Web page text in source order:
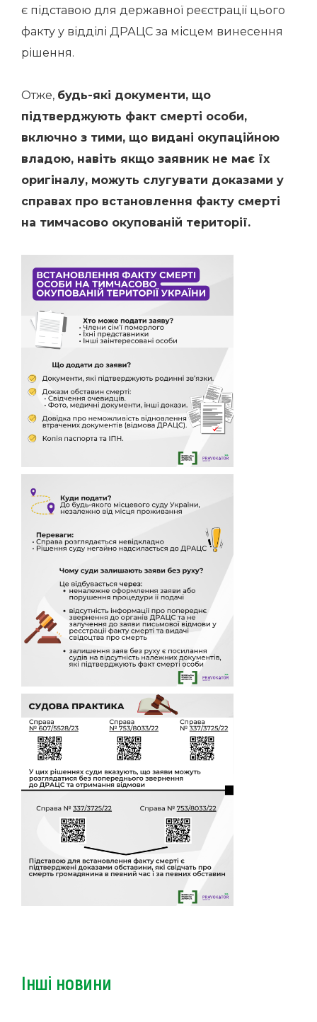
є підставою для державної реєстрації цього
факту у відділі ДРАЦС за місцем винесення
рішення.
Отже, будь-які документи, що
підтверджують факт смерті особи,
включно з тими, що видані окупаційною
владою, навіть якщо заявник не має їх
оригіналу, можуть слугувати доказами у
справах про встановлення факту смерті
на тимчасово окупованій території.
Інші новини